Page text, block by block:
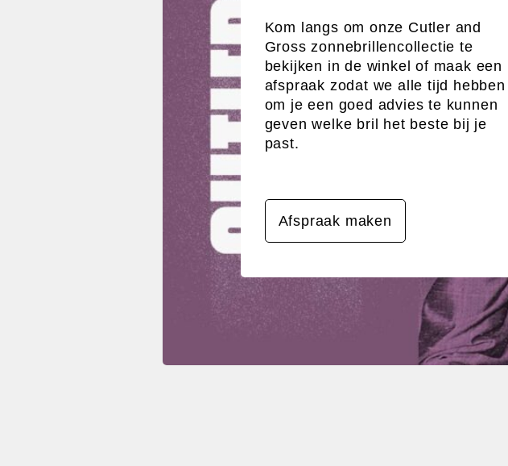
Kom langs om onze Cutler and
Gross zonnebrillencollectie te
bekijken in de winkel of maak een
afspraak zodat we alle tijd hebben
om je een goed advies te kunnen
geven welke bril het beste bij je
past.
Afspraak maken